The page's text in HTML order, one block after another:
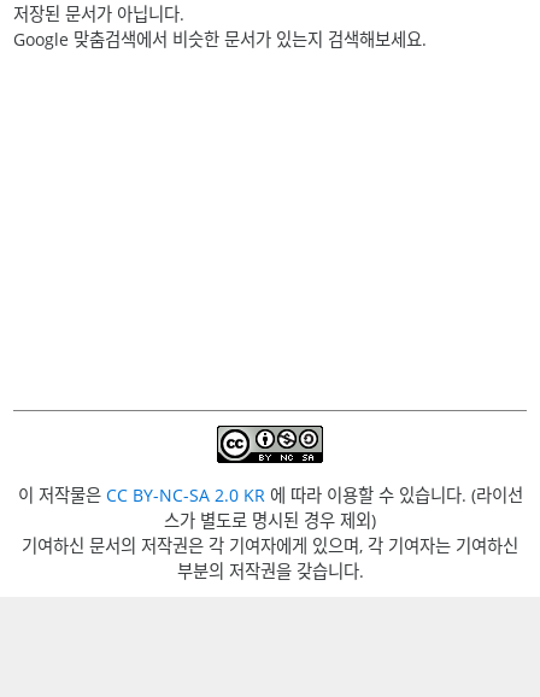
저장된 문서가 아닙니다.
Google 맞춤검색에서 비슷한 문서가 있는지 검색해보세요.
이 저작물은 CC BY-NC-SA 2.0 KR 에 따라 이용할 수 있습니다. (라이선
스가 별도로 명시된 경우 제외)
기여하신 문서의 저작권은 각 기여자에게 있으며, 각 기여자는 기여하신
부분의 저작권을 갖습니다.